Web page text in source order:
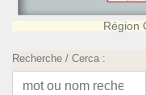
Région
Recherche / Cerca :